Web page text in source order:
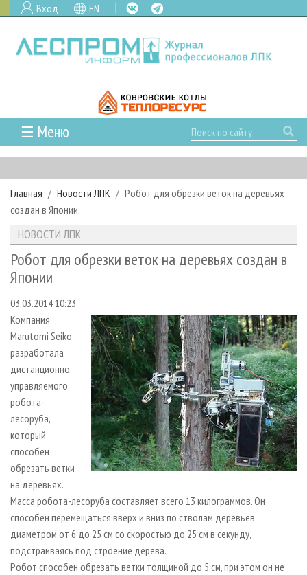
Вход EN
☰ Меню
ГЛАВНАЯ
РУБРИКИ И ТЕМЫ
РУБРИКИ ЖУРНАЛА
ЛЕСОЗАГОТОВКА
ЛЕСОПИЛЕНИЕ
СУШКА ДРЕВЕСИНЫ
ПРОИЗВОДСТВО ДРЕВЕСНЫХ ПЛИТ
ДЕРЕВЯННОЕ ДОМОСТРОЕНИЕ
ПРОИЗВОДСТВО МЕБЕЛИ
БИОЭНЕРГЕТИКА
ЦБП
ИНСТРУМЕНТ И МАТЕРИАЛЫ
НОВОСТИ
НОВОСТИ ЛПК
НОВОСТИ ЖУРНАЛА
ПРОЕКТЫ ЛПИ
АНАЛИТИКА
ПРЕДПРИЯТИЯ ЛПК
ПЕРСОНЫ
МОБИЛЬНЫЕ ВЫСТАВКИ
ОФИЦИАЛЬНЫЕ ДЕЛЕГАЦИИ
ПРИОРИТЕТНЫЕ ИНВЕСТПРОЕКТЫ
RUSSIAN FORESTRY REVIEW
ГАЗЕТА ЛЕСПРОМФОРУМ
БИБЛИОТЕКА СПЕЦИАЛИСТА
АРХИВ
АРХИВ ЖУРНАЛОВ
О ЖУРНАЛЕ
ПОДПИСКА
КОНТАКТЫ
РЕКЛАМОДАТЕЛЯМ
РЕКЛАМА
РЕКЛАМА НА САЙТЕ
Главная Новости ЛПК
Робот для обрезки веток на деревьях
создан в Японии
НОВОСТИ ЛПК
Робот для обрезки веток на деревьях создан в
Японии
03.03.2014 10:23
Компания
Marutomi Seiko
разработала
дистанционно
управляемого
робота-
лесоруба,
который
способен
обрезать ветки
на деревьях.
Масса робота-лесоруба составляет всего 13 килограммов. Он
способен перемещаться вверх и вниз по стволам деревьев
диаметром от 6 до 25 см со скоростью до 25 см в секунду,
подстраиваясь под строение дерева.
Робот способен обрезать ветки толщиной до 5 см, при этом он не